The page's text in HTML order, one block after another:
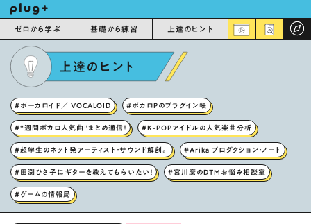
ゼロから学ぶ 基礎から練習 上達のヒント
上達のヒント
#ボーカロイド／ VOCALOID #ボカロPのプラグイン帳
#“週間ボカロ人気曲”まとめ通信！ #K-POPアイドルの人気楽曲分析
#超学生のネット発アーティスト・サウンド解剖。 #Arika プロダクション・ノート
#田渕ひさ子にギターを教えてもらいたい！ #宮川麿のDTMお悩み相談室
#ゲームの情報局